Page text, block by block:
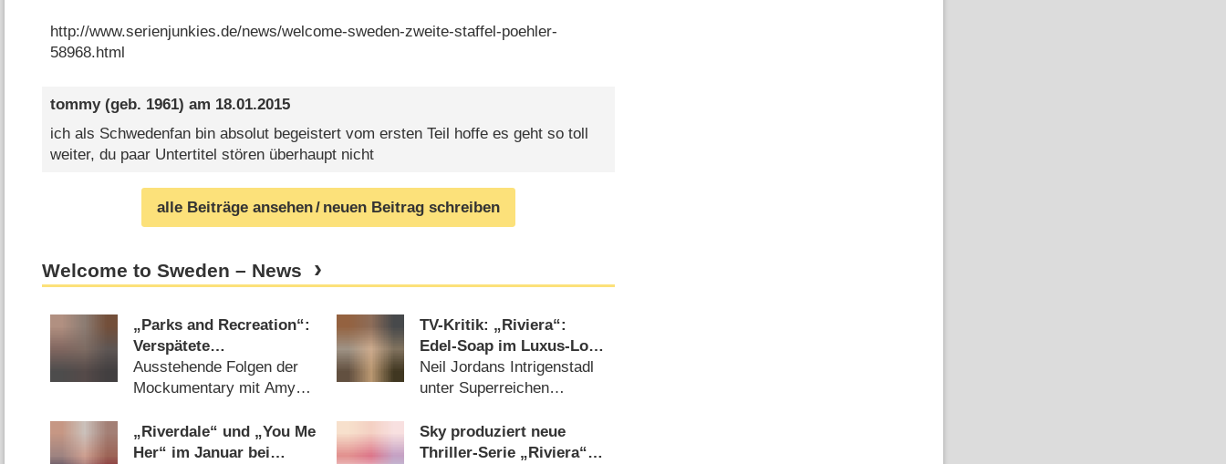
http://www.serienjunkies.de/news/welcome-sweden-zweite-staffel-poehler-
58968.html
tommy(geb. 1961) am 18.01.2015
ich als Schwedenfan bin absolut begeistert vom ersten Teil hoffe es geht so toll
weiter, du paar Untertitel stören überhaupt nicht
alle Beiträge ansehen/ neuen Beitrag schreiben
Welcome to Sweden – News
„Parks and Recreation“:
Verspätete
Deutschlandpremiere der
letzten zwei Staffeln
Ausstehende Folgen der
Mockumentary mit Amy
18.01.2018)
TV-Kritik: „Riviera“:
Edel-Soap im Luxus-Look
mit Schwächen
Neil Jordans Intrigenstadl
unter Superreichen
Charakteren (16.06.2017
„Riverdale“ und „You Me
Her“ im Januar bei
Sky produziert neue
Thriller-Serie „Riviera“